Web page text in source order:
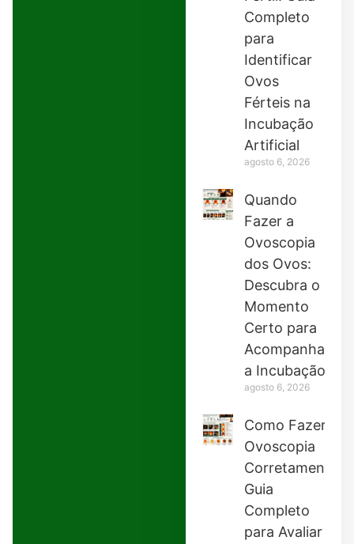
Completo
para
Identificar
Ovos
Férteis na
Incubação
Artificial
agosto 6, 2026
Quando
Fazer a
Ovoscopia
dos Ovos:
Descubra o
Momento
Certo para
Acompanhar
a Incubação
agosto 6, 2026
Como Fazer
Ovoscopia
Corretamente:
Guia
Completo
para Avaliar